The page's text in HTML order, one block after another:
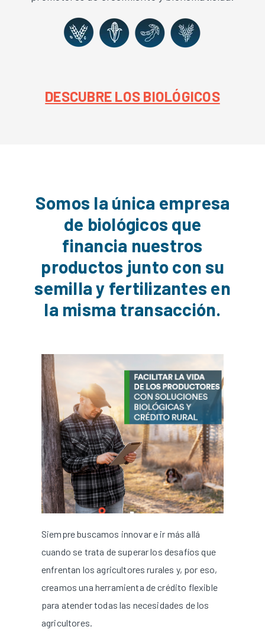
DESCUBRE LOS BIOLÓGICOS
Somos la única empresa
de biológicos que
financia nuestros
productos junto con su
semilla y fertilizantes en
la misma transacción.
Siempre buscamos innovar e ir más allá
cuando se trata de superar los desafíos que
enfrentan los agricultores rurales y, por eso,
creamos una herramienta de crédito flexible
para atender todas las necesidades de los
agricultores.